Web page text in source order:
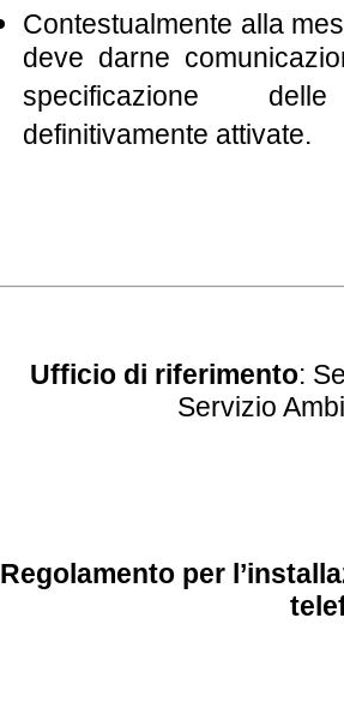
Contestualmente alla
deve darne
specificazione
definitivamente attivate.
Ufficio di riferimento:
Servizio
Regolamento per